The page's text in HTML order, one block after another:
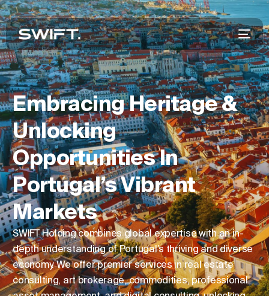
Embracing Heritage &
Unlocking
Opportunities In
Portugal’s Vibrant
Markets
SWIFT Holding combines global expertise with an in-
depth understanding of Portugal’s thriving and diverse
economy. We offer premier services in real estate
consulting, art brokerage, commodities, professional